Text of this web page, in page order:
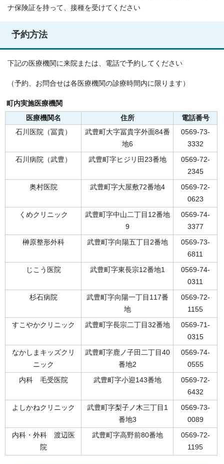
ナ保険証を持って、接種を受けてください
予約方法
下記の医療機関に来院または、電話で予約してください
（予約、お問合せは各医療機関の診療時間内に限ります）
町内実施医療機関
医療機関名 住所
電話番号
石川医院（冨貴）
武豊町大字冨貴字外面84番
地6
0569-73-
3332
石川病院（武豊） 武豊町字ヒジリ田23番地
0569-72-
2345
奥村医院 武豊町字大屋敷72番地4
0569-72-
0623
くめクリニック
武豊町字中山二丁目12番地
9
0569-74-
3377
榊原整形外科 武豊町字向陽五丁目2番地
0569-73-
6811
じこう医院 武豊町字東長宗12番地1
0569-74-
0311
杉石病院
武豊町字向陽一丁目117番
地
0569-72-
1155
すこやかクリニック 武豊町字長宗二丁目32番地
0569-71-
0315
なかしまキッズクリ
ニック
武豊町字鹿ノ子田二丁目40
番地2
0569-74-
0555
内科 毛受医院 武豊町字小迎143番地
0569-72-
6432
よしかねクリニック
武豊町字梨子ノ木三丁目1
番地3
0569-73-
0089
内科・外科 渡辺医
院
武豊町字高野前80番地
0569-72-
1195